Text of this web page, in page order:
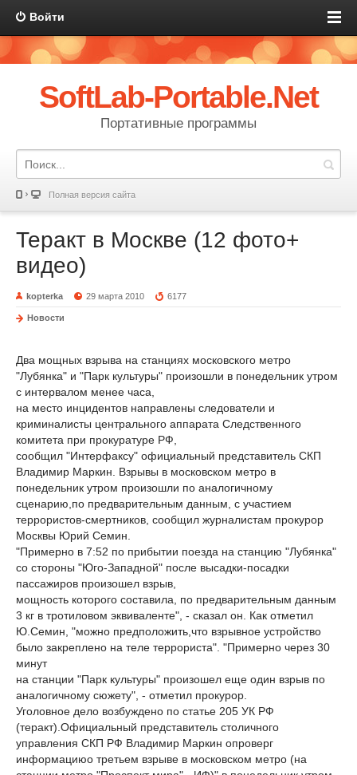
Войти
SoftLab-Portable.Net
Портативные программы
Полная версия сайта
Теракт в Москве (12 фото+
видео)
kopterka 29 марта 2010 6177
Новости
Два мощных взрыва на станциях московского метро
"Лубянка" и "Парк культуры" произошли в понедельник утром
с интервалом менее часа,
на место инцидентов направлены следователи и
криминалисты центрального аппарата Следственного
комитета при прокуратуре РФ,
сообщил "Интерфаксу" официальный представитель СКП
Владимир Маркин. Взрывы в московском метро в
понедельник утром произошли по аналогичному
сценарию,по предварительным данным, с участием
террористов-смертников, сообщил журналистам прокурор
Москвы Юрий Семин.
"Примерно в 7:52 по прибытии поезда на станцию "Лубянка"
со стороны "Юго-Западной" после высадки-посадки
пассажиров произошел взрыв,
мощность которого составила, по предварительным данным
3 кг в тротиловом эквиваленте", - сказал он. Как отметил
Ю.Семин, "можно предположить,что взрывное устройство
было закреплено на теле террориста". "Примерно через 30
минут
на станции "Парк культуры" произошел еще один взрыв по
аналогичному сюжету", - отметил прокурор.
Уголовное дело возбуждено по статье 205 УК РФ
(теракт).Официальный представитель столичного
управления СКП РФ Владимир Маркин опроверг
информациюо третьем взрыве в московском метро (на